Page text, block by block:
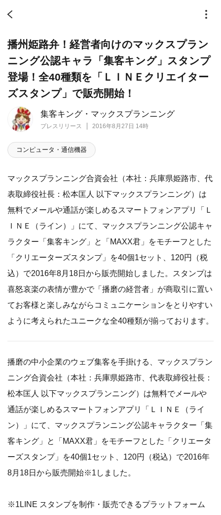
集客キング・マックスプランニング
プレスリリース 2016年8月27日 14時
播州姫路弁！経営者向けのマックスプラン
ニング公認キャラ「集客キング」スタンプ
登場！全40種類を「ＬＩＮＥクリエイター
ズスタンプ」で販売開始！
コンピュータ・通信機器
マックスプランニング合資会社（本社：兵庫県姫路市、代
表取締役社長：松本匡人 以下マックスプランニング）は
無料でメールや通話が楽しめるスマートフォンアプリ「Ｌ
ＩＮＥ（ライン）」にて、マックスプランニング公認キャ
ラクター「集客キング」と「MAXX君」をモチーフとした
「クリエーターズスタンプ」を40個1セット、120円（税
込）で2016年8月18日から販売開始しました。スタンプは
喜怒哀楽の表情が豊かで「播磨の経営者」が商取引に置い
てお客様と楽しみながらコミュニケーションをとりやすい
ように考えられたユニークな全40種類が揃っております。
播磨の中小企業のウェブ集客を手掛ける、マックスプラン
ニング合資会社（本社：兵庫県姫路市、代表取締役社長：
松本匡人 以下マックスプランニング）は無料でメールや
通話が楽しめるスマートフォンアプリ「ＬＩＮＥ（ライ
ン）」にて、マックスプランニング公認キャラクター「集
客キング」と「MAXX君」をモチーフとした「クリエータ
ーズスタンプ」を40個1セット、120円（税込）で2016年
8月18日から販売開始※1しました。
※1LINE スタンプを制作・販売できるプラットフォーム